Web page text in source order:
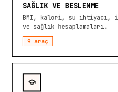
SAĞLIK VE BESLENME
BMI, kalori, su ihtiyacı,
ve sağlık hesaplamaları.
9 araç